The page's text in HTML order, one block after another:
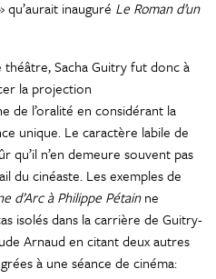
inauguré Le Roman d’un
théâtre, Sacha Guitry fut donc à
la projection
de l’oralité en considérant la
unique. Le caractère labile de
qu’il n’en demeure souvent pas
du cinéaste. Les exemples de
d’Arc à Philippe Pétainne
isolés dans la carrière de Guitry-
Arnaud en citant deux autres
à une séance de cinéma: